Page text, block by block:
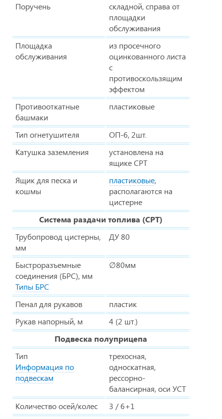
Поручень
складной, справа от
площадки
обслуживания
Площадка
обслуживания
из просечного
оцинкованного листа
с
противоскользящим
эффектом
Противооткатные
башмаки
пластиковые
Тип огнетушителя
ОП-6, 2шт.
Катушка заземления
установлена на
ящике СРТ
Ящик для песка и
кошмы
пластиковые,
располагаются на
цистерне
Система раздачи топлива (СРТ)
Трубопровод цистерны,
мм
ДУ 80
Быстроразъемные
соединения (БРС), мм
Типы БРС
∅80мм
Пенал для рукавов
пластик
Рукав напорный, м
4 (2 шт.)
Подвеска полуприцепа
Тип
Информация по
подвескам
трехосная,
односкатная,
рессорно-
балансирная, оси УСТ
Количество осей/колес
3 / 6+1